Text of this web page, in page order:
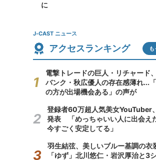
に
J-CAST ニュース
アクセスランキング
電撃トレードの巨人・リチャード
バンク・秋広優人の存在感薄れ...
の方が出場機会ある」の声が
登録者60万超人気美女YouTuber
発表 「めっちゃいい人に出会え
今すごく安定してる」
羽生結弦、美しいブルー基調の衣
「ゆず」北川悠仁・岩沢厚治と3